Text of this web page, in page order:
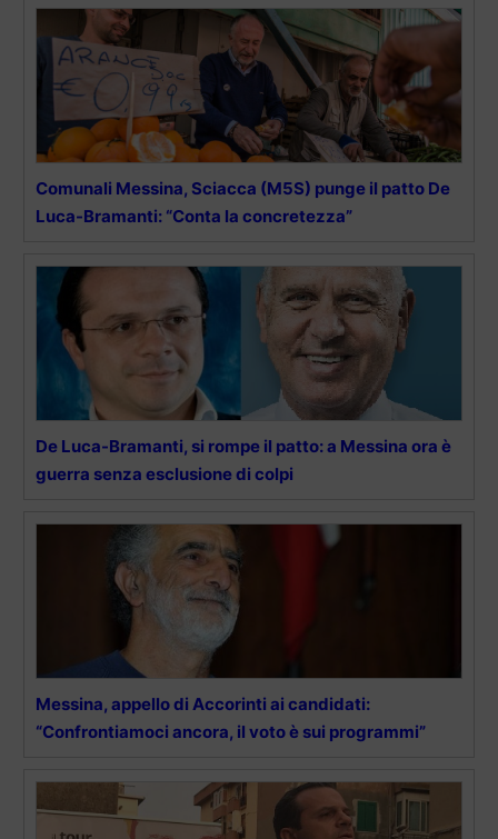
Comunali Messina, Sciacca (M5S) punge il patto De
Luca-Bramanti: “Conta la concretezza”
De Luca-Bramanti, si rompe il patto: a Messina ora è
guerra senza esclusione di colpi
Messina, appello di Accorinti ai candidati:
“Confrontiamoci ancora, il voto è sui programmi”